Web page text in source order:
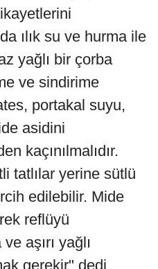
ılık su ve hurma ile
yağlı bir çorba
ve sindirime
portakal suyu,
asidini
kaçınılmalıdır.
tatlılar yerine sütlü
edilebilir. Mide
reflüyü
aşırı yağlı
gerekir" dedi.